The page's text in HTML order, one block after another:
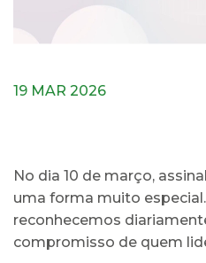
19 MAR 2026
No dia 10 de março,
uma forma muito especial.
reconhecemos
compromisso de quem